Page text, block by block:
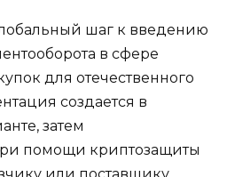
шаг к введению
в сфере
для отечественного
создается в
затем
помощи криптозащиты
или поставщику